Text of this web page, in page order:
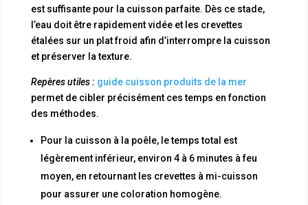
est suffisante pour la cuisson parfaite. Dès ce stade,
l’eau doit être rapidement vidée et les crevettes
étalées sur un plat froid afin d’interrompre la cuisson
et préserver la texture.
Repères utiles : guide cuisson produits de la mer
permet de cibler précisément ces temps en fonction
des méthodes.
Pour la cuisson à la poêle, le temps total est
légèrement inférieur, environ 4 à 6 minutes à feu
moyen, en retournant les crevettes à mi-cuisson
pour assurer une coloration homogène.